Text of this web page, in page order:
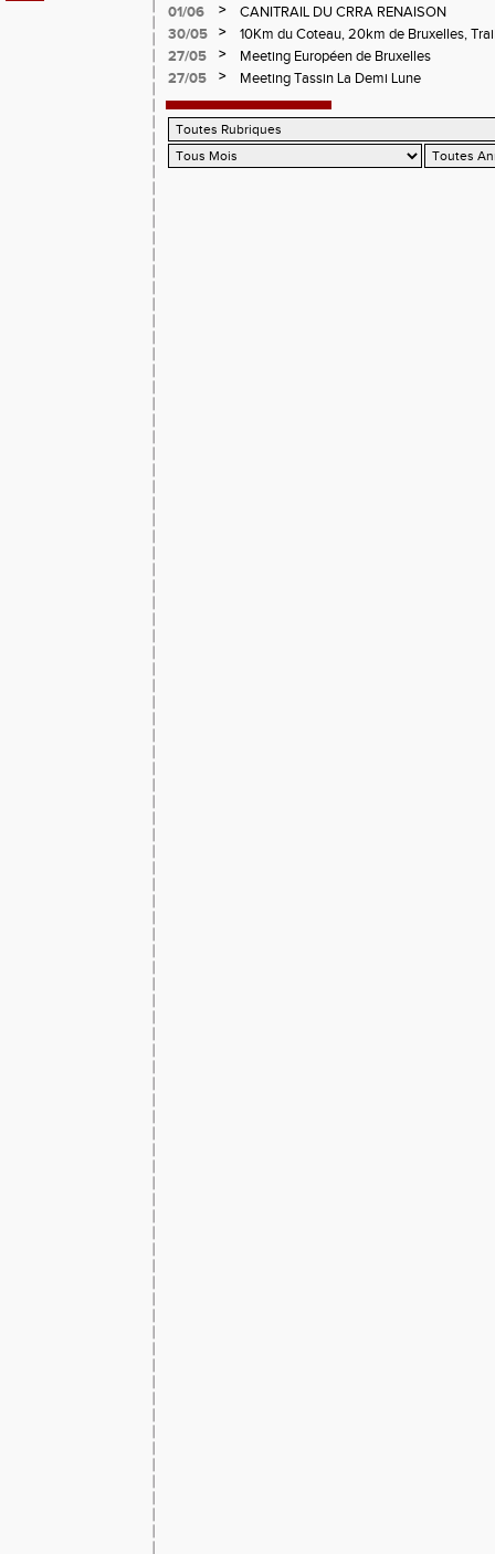
01/06
>
CANITRAIL DU CRRA RENAISON
30/05
>
10Km du Coteau, 20km de Bruxelles,
Pilatrail
27/05 >
Meeting Européen de Bruxelles
27/05
> Meeting Tassin La Demi Lune